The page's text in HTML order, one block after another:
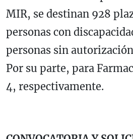
MIR, se destinan 928
personas con
personas sin
Por su parte, para
4, respectivamente.